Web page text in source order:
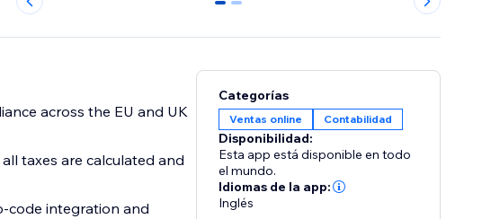
0 1
across the EU and UK
taxes are calculated and
code integration and
Categorías
Ventas online Contabilidad
Disponibilidad:
Esta app está disponible en todo
el mundo.
Idiomas de la app:
Inglés